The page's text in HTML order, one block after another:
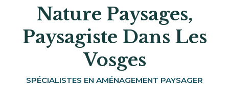
Nature Paysages,
Paysagiste Dans Les
Vosges
SPÉCIALISTES EN AMÉNAGEMENT PAYSAGER